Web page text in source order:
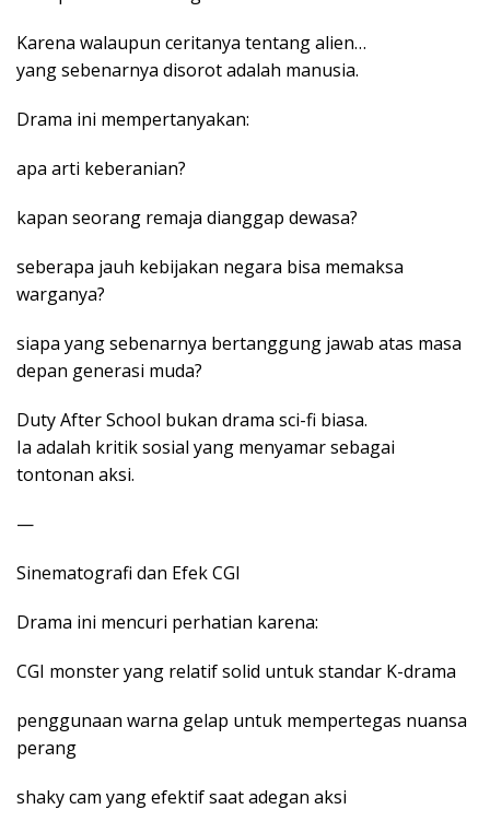
Karena walaupun ceritanya tentang alien…
yang sebenarnya disorot adalah manusia.
Drama ini mempertanyakan:
apa arti keberanian?
kapan seorang remaja dianggap dewasa?
seberapa jauh kebijakan negara bisa memaksa
warganya?
siapa yang sebenarnya bertanggung jawab atas masa
depan generasi muda?
Duty After School bukan drama sci-fi biasa.
Ia adalah kritik sosial yang menyamar sebagai
tontonan aksi.
—
Sinematografi dan Efek CGI
Drama ini mencuri perhatian karena:
CGI monster yang relatif solid untuk standar K-drama
penggunaan warna gelap untuk mempertegas nuansa
perang
shaky cam yang efektif saat adegan aksi